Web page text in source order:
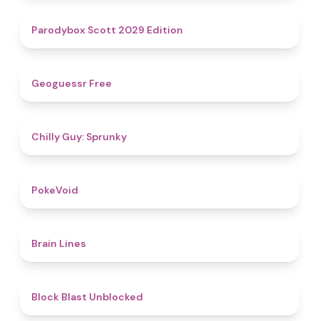
Parodybox Scott 2029 Edition
Geoguessr Free
Chilly Guy: Sprunky
PokeVoid​
Brain Lines
Block Blast Unblocked